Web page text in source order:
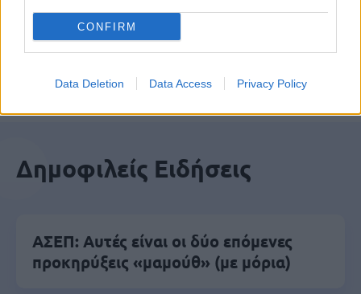
CONFIRM
Data Deletion Data Access Privacy Policy
Μάθε πρώτος όλες τις σημαντικές
ειδήσεις.
Βάλε το proson.gr στα αποτελέσματα
Δημοφιλείς Ειδήσεις
ΑΣΕΠ: Αυτές είναι οι δύο επόμενες
προκηρύξεις «μαμούθ» (με μόρια)